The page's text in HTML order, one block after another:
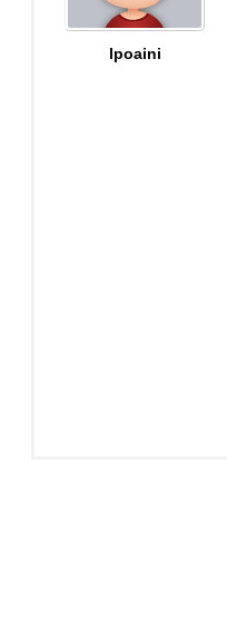
lpoaini